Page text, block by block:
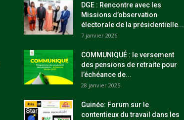
DGE : Rencontre avec les
Missions d’observation
électorale de la présidentielle...
7 janvier 2026
COMMUNIQUÉ : le versement
des pensions de retraite pour
l’échéance de...
28 janvier 2025
Guinée: Forum sur le
contentieux du travail dans les